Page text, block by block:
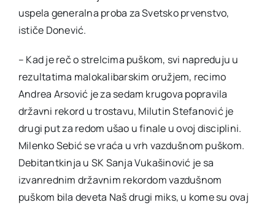
uspela generalna proba za Svetsko prvenstvo,
ističe Donević.
– Kad je reč o strelcima puškom, svi napreduju u
rezultatima malokalibarskim oružjem, recimo
Andrea Arsović je za sedam krugova popravila
državni rekord u trostavu, Milutin Stefanović je
drugi put za redom ušao u finale u ovoj disciplini.
Milenko Sebić se vraća u vrh vazdušnom puškom.
Debitantkinja u SK Sanja Vukašinović je sa
izvanrednim državnim rekordom vazdušnom
puškom bila deveta Naš drugi miks, u kome su ovaj